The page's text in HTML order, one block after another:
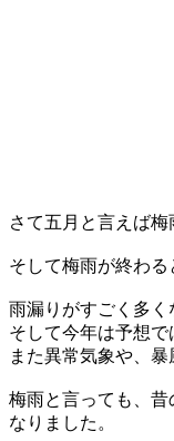
さて五月と言えば梅
そして梅雨が終わる
雨漏りがすごく多く
そして今年は予想で
また異常気象や、暴
梅雨と言っても、昔
なりました。